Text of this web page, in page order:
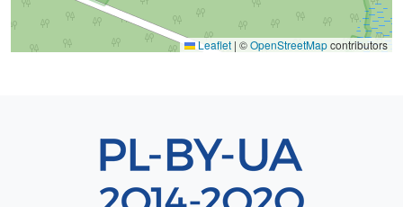
Leaflet | ©OpenStreetMapcontributors